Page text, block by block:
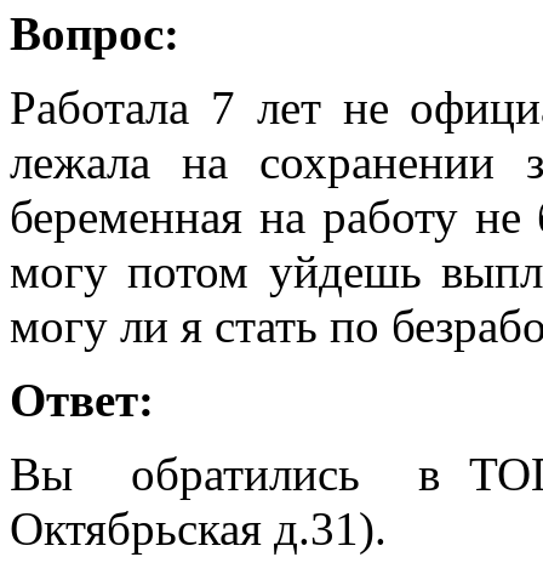
Вопрос:
Работала 7 лет не
лежала на сохранении
беременная на работу не
могу потом уйдешь
могу ли я стать по
Ответ:
Вы обратились в
Октябрьская д.31).